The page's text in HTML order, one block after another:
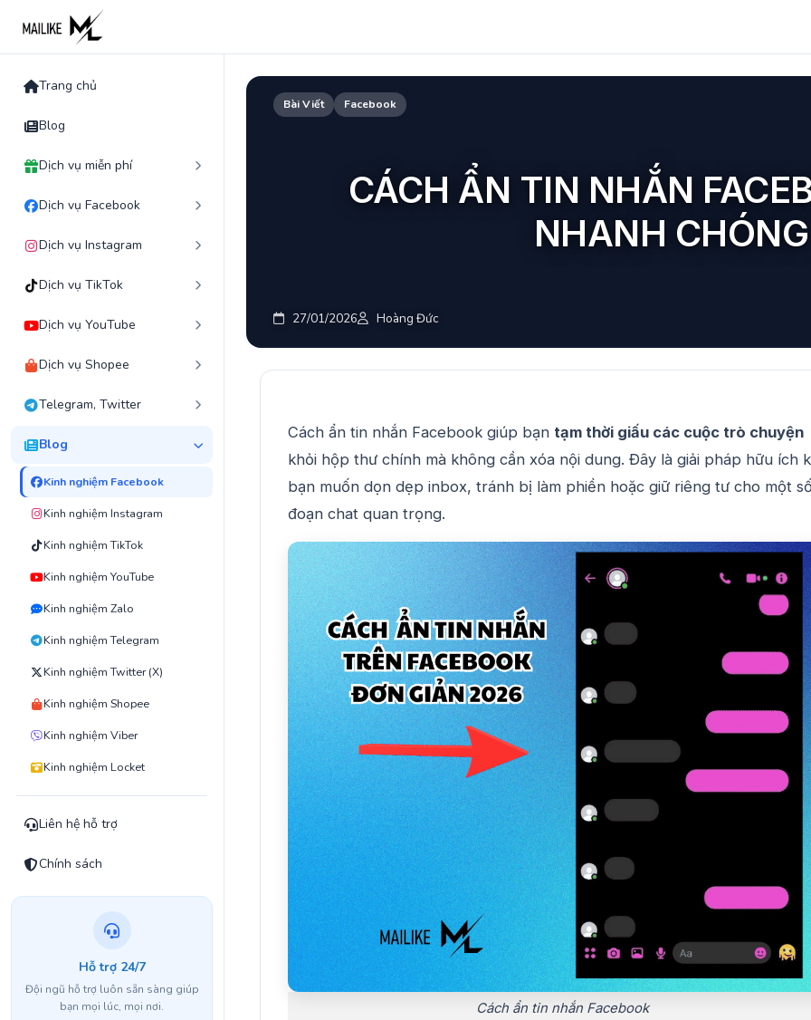
content
Trang chủ
Blog
Dịch vụ miễn phí
Dịch vụ Facebook
Dịch vụ Instagram
Dịch vụ TikTok
Dịch vụ YouTube
Dịch vụ Shopee
Telegram, Twitter
Blog
Kinh nghiệm Facebook
Kinh nghiệm Instagram
Kinh nghiệm TikTok
Kinh nghiệm YouTube
Kinh nghiệm Zalo
Kinh nghiệm Telegram
Kinh nghiệm Twitter (X)
Kinh nghiệm Shopee
Kinh nghiệm Viber
Kinh nghiệm Locket
Liên hệ hỗ trợ
Chính sách
Hỗ trợ 24/7
Đội ngũ hỗ trợ luôn sẵn sàng giúp
bạn mọi lúc, mọi nơi.
Bài Viết Facebook
CÁCH ẨN TIN NHẮN
NHANH
27/01/2026 Hoàng Đức
Cách ẩn tin nhắn Facebook giúp bạn tạm thời giấu các cuộc trò chuyện
khỏi hộp thư chính mà không cần xóa nội dung. Đây là giải pháp hữu ích
bạn muốn dọn dẹp inbox, tránh bị làm phiền hoặc giữ riêng tư cho một
đoạn chat quan trọng.
Cách ẩn tin nhắn Facebook